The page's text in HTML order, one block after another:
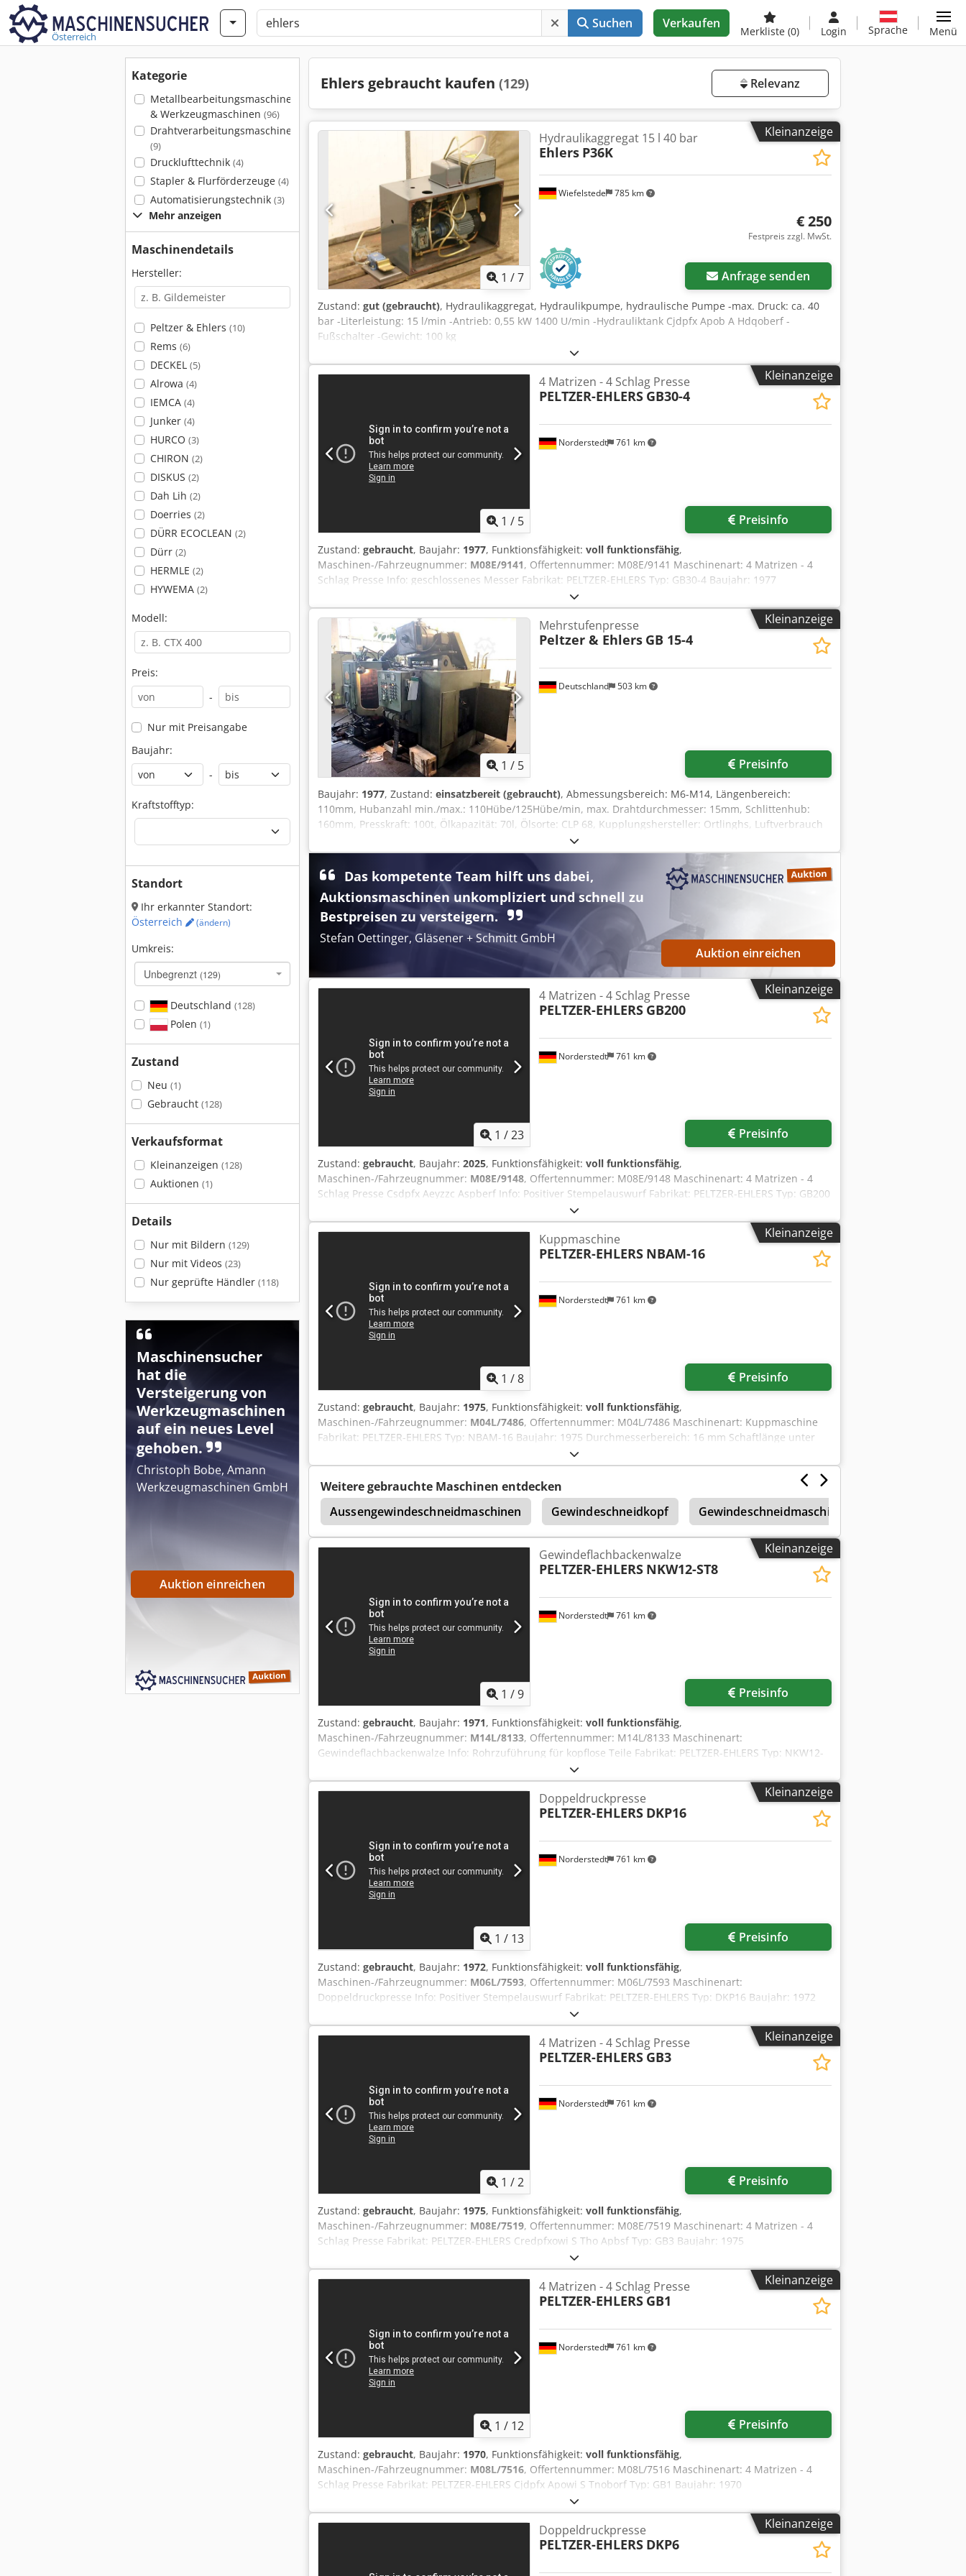
Österreich
Suchen Verkaufen
Merkliste (0) Login Sprache Menü
Kategorie
Metallbearbeitungsmaschinen
& Werkzeugmaschinen (96)
Drahtverarbeitungsmaschinen
(9)
Drucklufttechnik (4)
Stapler & Flurförderzeuge (4)
Automatisierungstechnik (3)
Mehr anzeigen
Maschinendetails
Hersteller:
Peltzer & Ehlers (10)
Rems (6)
DECKEL (5)
Alrowa (4)
IEMCA (4)
Junker (4)
HURCO (3)
CHIRON (2)
DISKUS (2)
Dah Lih (2)
Doerries (2)
DÜRR ECOCLEAN (2)
Dürr (2)
HERMLE (2)
HYWEMA (2)
Modell:
Preis:
-
Nur mit Preisangabe
Baujahr:
-
Kraftstofftyp:
Standort
Ihr erkannter Standort:
Österreich
(ändern)
Umkreis:
Unbegrenzt (129)
Deutschland (128)
Polen (1)
Zustand
Neu (1)
Gebraucht (128)
Verkaufsformat
Kleinanzeigen (128)
Auktionen (1)
Details
Nur mit Bildern (129)
Nur mit Videos (23)
Nur geprüfte Händler (118)
Maschinensucher
hat die
Versteigerung von
Werkzeugmaschinen
auf ein neues Level
gehoben.
Christoph Bobe, Amann
Werkzeugmaschinen GmbH
Auktion einreichen
Ehlers gebraucht kaufen (129) Relevanz
Kleinanzeige
1 /7
Wiefelstede 785 km
Hydraulikaggregat 15 l 40 bar
Ehlers P36K
€ 250
Festpreis zzgl. MwSt.
Anfrage senden
Zustand: gut (gebraucht), Hydraulikaggregat, Hydraulikpumpe, hydraulische Pumpe -max. Druck: ca. 40
bar -Literleistung: 15 l/min -Antrieb: 0,55 kW 1400 U/min -Hydrauliktank Cjdpfx Apob A Hdqoberf -
Fußschalter -Gewicht: 100 kg
Kleinanzeige
1 / 5
Norderstedt 761 km
4 Matrizen - 4 Schlag Presse
PELTZER-EHLERS GB30-4
Preisinfo
Zustand: gebraucht, Baujahr: 1977, Funktionsfähigkeit: voll funktionsfähig,
Maschinen-/Fahrzeugnummer: M08E/9141, Offertennummer: M08E/9141 Maschinenart: 4 Matrizen - 4
Schlag Presse Info: geschlossenes Messer Fabrikat: PELTZER-EHLERS Typ: GB30-4 Baujahr: 1977
Durchmesserbereich: 16 - 30mm Anzahl der Matrizen: 4 Anzahl der Stufen: 5 Abschnittslänge: 260 mm
Schaftlänge unter kopf: 225 mm Leistung - Stück/Min: 60-80 Crodpfx Asy Dc H Uspbsf Presskraft: 450 t
Standort: In Europa
Kleinanzeige
1 / 5
Deutschland 503 km
Mehrstufenpresse
Peltzer & Ehlers GB 15-4
Preisinfo
Baujahr: 1977, Zustand: einsatzbereit (gebraucht), Abmessungsbereich: M6-M14, Längenbereich:
110mm, Hubanzahl min./max.: 110Hübe/125Hübe/min, max. Drahtdurchmesser: 15mm, Schlittenhub:
160mm, Presskraft: 100t, Ölkapazität: 70l, Ölsorte: CLP 68, Kupplungshersteller: Ortlinghs, Luftverbrauch
bei 30 Schaltungen/min: 800l/min, Gewicht: ca. 23000kg. Cedot Nhmhopfx Apbjrf
Das kompetente Team hilft uns dabei,
Auktionsmaschinen unkompliziert und schnell zu
Bestpreisen zu versteigern.
Stefan Oettinger, Gläsener + Schmitt GmbH
Auktion einreichen
Kleinanzeige
1 /23
Norderstedt 761 km
4 Matrizen - 4 Schlag Presse
PELTZER-EHLERS GB200
Preisinfo
Zustand: gebraucht, Baujahr: 2025, Funktionsfähigkeit: voll funktionsfähig,
Maschinen-/Fahrzeugnummer: M08E/9148, Offertennummer: M08E/9148 Maschinenart: 4 Matrizen - 4
Schlag Presse Csdpfx Aeyzzc Aspberf Info: Positiver Stempelauswurf Fabrikat: PELTZER-EHLERS Typ: GB200
Baujahr: Ü 2025 Durchmesserbereich: 8-20mm Anzahl der Matrizen: 4 Anzahl der Stufen: 5 Leistung -
Stück/Min: 50 Schaftlänge unter kopf: 200 mm Abschnittslänge: 225 mm Standort: In Europa
Kleinanzeige
1 /8
Norderstedt 761 km
Kuppmaschine
PELTZER-EHLERS NBAM-16
Preisinfo
Zustand: gebraucht, Baujahr: 1975, Funktionsfähigkeit: voll funktionsfähig,
Maschinen-/Fahrzeugnummer: M04L/7486, Offertennummer: M04L/7486 Maschinenart: Kuppmaschine
Fabrikat: PELTZER-EHLERS Typ: NBAM-16 Baujahr: 1975 Durchmesserbereich: 16 mm Schaftlänge unter
Kopf: 25 -160 mm Csdswi S T Iopfx Apborf Leistung Stück/Min: 110 Standort: Bei uns im Lager
Weitere gebrauchte Maschinen entdecken
Aussengewindeschneidmaschinen
Gewindeschneidkopf Gewindeschneidmaschine
Kleinanzeige
1 /9
Norderstedt 761 km
Gewindeflachbackenwalze
PELTZER-EHLERS NKW12-ST8
Preisinfo
Zustand: gebraucht, Baujahr: 1971, Funktionsfähigkeit: voll funktionsfähig,
Maschinen-/Fahrzeugnummer: M14L/8133, Offertennummer: M14L/8133 Maschinenart:
Gewindeflachbackenwalze Info: Rohrzuführung für kopflose Teile Fabrikat: PELTZER-EHLERS Typ: NKW12-
ST8 Baujahr: 1971 Durchmesserbereich: 6-12mm Schaftlänge unter Kopf: 95 mm Crjdpfxswi S Irs Apbsf
max. Gewindelänge: 90 mm Leistung Stück/Min: 55 Standort: Bei uns im Lager
Kleinanzeige
1 / 13
Norderstedt 761 km
Doppeldruckpresse
PELTZER-EHLERS DKP16
Preisinfo
Zustand: gebraucht, Baujahr: 1972, Funktionsfähigkeit: voll funktionsfähig,
Maschinen-/Fahrzeugnummer: M06L/7593, Offertennummer: M06L/7593 Maschinenart:
Doppeldruckpresse Info: Positiver Stempelauswurf Fabrikat: PELTZER-EHLERS Typ: DKP16 Baujahr: 1972
Crjdpfxjwi S Swe Apbof Durchmesserbereich: 8-16 mm Schaftlänge unter Kopf: 25-180 mm max.
Abschnittslänge: 220 mm Leistung - Stück/Min: 70 Standort: Bei uns im Lager
Kleinanzeige
1 /2
Norderstedt 761 km
4 Matrizen - 4 Schlag Presse
PELTZER-EHLERS GB3
Preisinfo
Zustand: gebraucht, Baujahr: 1975, Funktionsfähigkeit: voll funktionsfähig,
Maschinen-/Fahrzeugnummer: M08E/7519, Offertennummer: M08E/7519 Maschinenart: 4 Matrizen - 4
Schlag Presse Fabrikat: PELTZER-EHLERS Credpfxowi S Tho Apbsf Typ: GB3 Baujahr: 1975
Durchmesserbereich: 10- 18 mm Anzahl der Matrizen: 4 Anzahl der Stufen: 5 Abschnittslänge: 155 mm
Schaftlänge unter Kopf: 125 mm Leistung - Stück/Min: 90 Presskraft: 200 to Max Kopfdurchmesser: 35 mm
Kleinanzeige
1 / 12
Norderstedt 761 km
4 Matrizen - 4 Schlag Presse
PELTZER-EHLERS GB1
Preisinfo
Zustand: gebraucht, Baujahr: 1970, Funktionsfähigkeit: voll funktionsfähig,
Maschinen-/Fahrzeugnummer: M08L/7516, Offertennummer: M08L/7516 Maschinenart: 4 Matrizen - 4
Schlag Presse Fabrikat: PELTZER-EHLERS Cjdpfx Apowi S Tnoborf Typ: GB1 Baujahr: 1970
Durchmesserbereich: 12 mm Anzahl der Matrizen: 4 Anzahl der Stufen: 5 Abschnittslänge: 100 mm
Schaftlänge unter Kopf: 80 mm Leistung - Stück/Min: 125 Presskraft: 65 to Standort: Bei uns im Lager
Kleinanzeige
Doppeldruckpresse
PELTZER-EHLERS DKP6